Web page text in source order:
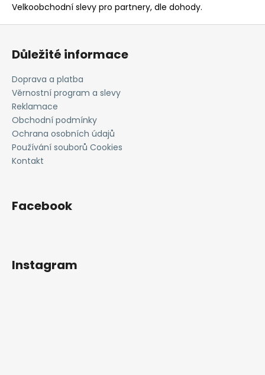
Velkoobchodní slevy pro partnery, dle dohody.
D
o
p
o
r
u
č
u
j
e
Z
Důležité informace
Doprava a platba
Věrnostní program a slevy
Reklamace
Obchodní podmínky
Ochrana osobních údajů
Používání souborů Cookies
Kontakt
Facebook
Instagram